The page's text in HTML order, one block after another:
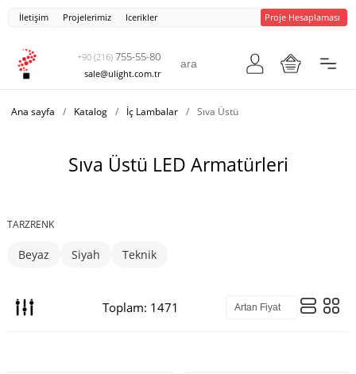
İletişim Projelerimiz Icerikler Proje Hesaplaması
+90 (216) 755-55-80
sale@ulight.com.tr
Ana sayfa / Katalog / İç Lambalar / Sıva Üstü
Sıva Üstü LED Armatürleri
TARZRENK
Beyaz Siyah Teknik
Toplam: 1471